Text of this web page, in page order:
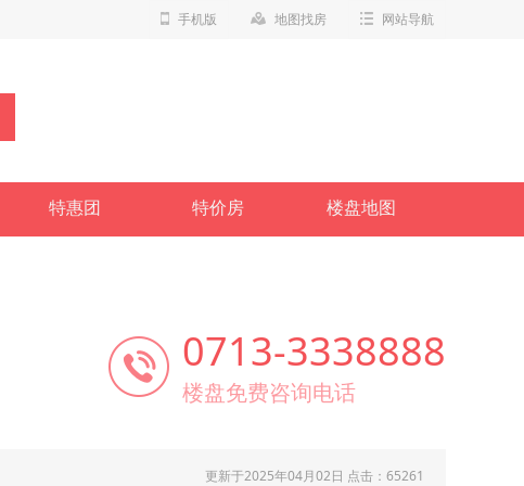
手机版 地图找房 网站导航
特惠团 特价房 楼盘地图
0713-3338888
楼盘免费咨询电话
更新于2025年04月02日 点击： 65261